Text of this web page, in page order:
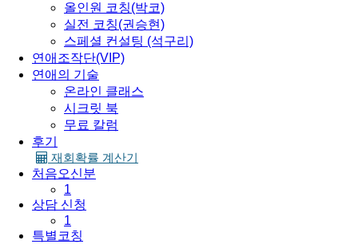
올인원 코칭(박코)
실전 코칭(권승현)
스페셜 컨설팅 (석구리)
연애조작단(VIP)
연애의 기술
온라인 클래스
시크릿 북
무료 칼럼
후기
재회확률 계산기
처음오신분
1
상담 신청
1
특별코칭